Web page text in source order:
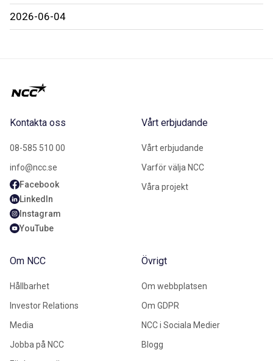
2026-06-04
Kontakta oss
08-585 510 00
info@ncc.se
Facebook
LinkedIn
Instagram
YouTube
Vårt erbjudande
Vårt erbjudande
Varför välja NCC
Våra projekt
Om NCC
Hållbarhet
Investor Relations
Media
Jobba på NCC
Övrigt
Om webbplatsen
Om GDPR
NCC i Sociala Medier
Blogg